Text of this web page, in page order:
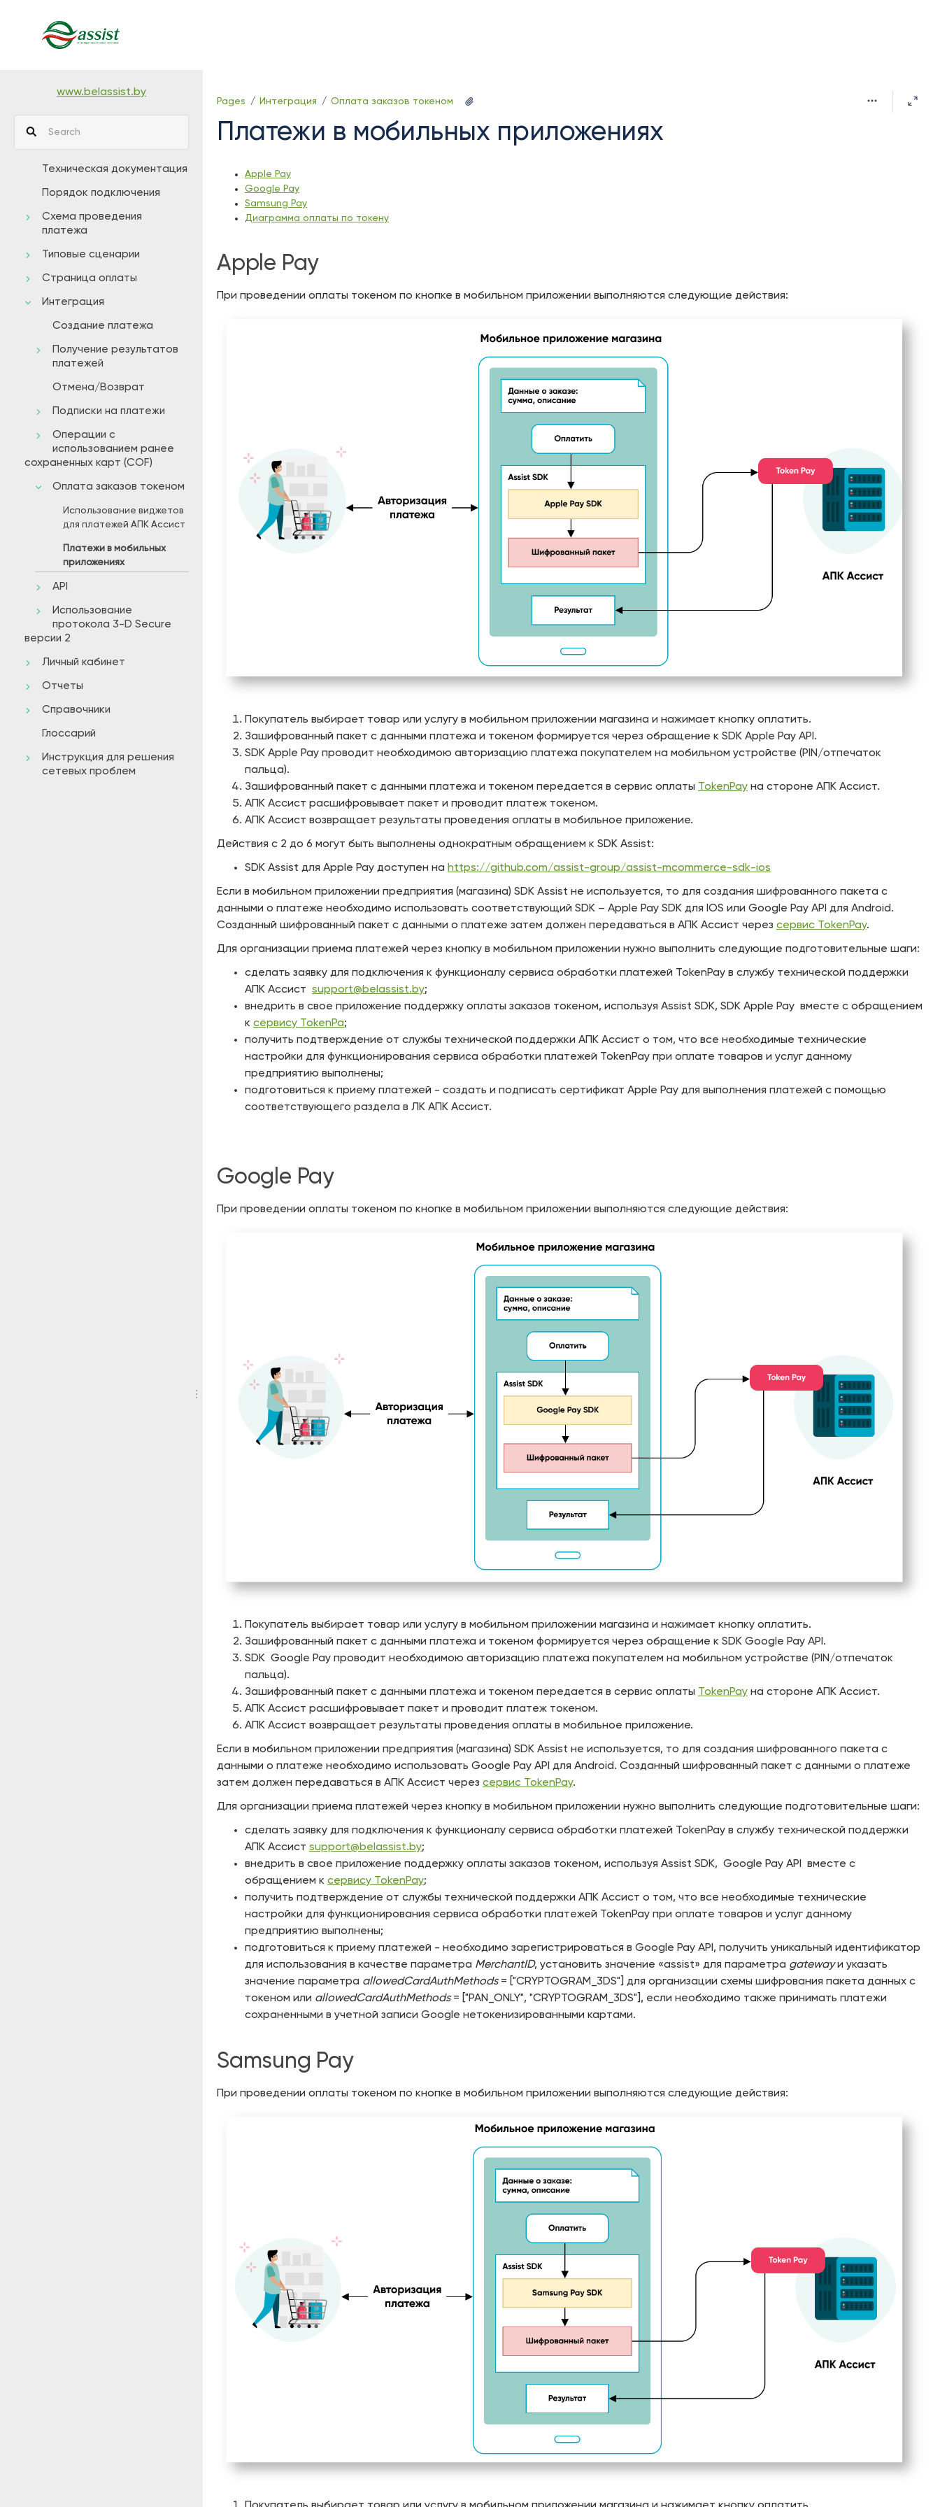
assistive.skiplink.to.header.menu
assistive.skiplink.to.quick.search
www.belassist.by
Техническая документация
Порядок подключения
Схема проведения
платежа
Типовые сценарии
Страница оплаты
Интеграция
Создание платежа
Получение результатов
платежей
Отмена/Возврат
Подписки на платежи
Операции с
использованием ранее
сохраненных карт (COF)
Оплата заказов токеном
Использование виджетов
для платежей АПК Ассист
Платежи в мобильных
приложениях
API
Использование
протокола 3-D Secure
версии 2
Личный кабинет
Отчеты
Справочники
Глоссарий
Инструкция для решения
сетевых проблем
Pages Интеграция Оплата заказов токеном
Skip
end
start
Платежи в мобильных приложениях
Apple Pay
Google Pay
Samsung Pay
Диаграмма оплаты по токену
Apple Pay
При проведении оплаты токеном по кнопке в мобильном приложении выполняются следующие действия:
Покупатель выбирает товар или услугу в мобильном приложении магазина и нажимает кнопку оплатить.
Зашифрованный пакет с данными платежа и токеном формируется через обращение к SDK Apple Pay API.
SDK Apple Pay проводит необходимою авторизацию платежа покупателем на мобильном устройстве (PIN/отпечаток
пальца).
Зашифрованный пакет с данными платежа и токеном передается в сервис оплаты TokenPay на стороне АПК Ассист.
АПК Ассист расшифровывает пакет и проводит платеж токеном.
АПК Ассист возвращает результаты проведения оплаты в мобильное приложение.
Действия с 2 до 6 могут быть выполнены однократным обращением к SDK Assist:
SDK Assist для Apple Pay доступен на https://github.com/assist-group/assist-mcommerce-sdk-ios
Если в мобильном приложении предприятия (магазина) SDK Assist не используется, то для создания шифрованного пакета с
данными о платеже необходимо использовать соответствующий SDK – Apple Pay SDK для IOS или Google Pay API для Android.
Созданный шифрованный пакет с данными о платеже затем должен передаваться в АПК Ассист через сервис TokenPay.
Для организации приема платежей через кнопку в мобильном приложении нужно выполнить следующие подготовительные шаги:
сделать заявку для подключения к функционалу сервиса обработки платежей TokenPay в службу технической поддержки
АПК Ассист support@belassist.by;
внедрить в свое приложение поддержку оплаты заказов токеном, используя Assist SDK, SDK Apple Pay вместе с обращением
к сервису TokenPa;
получить подтверждение от службы технической поддержки АПК Ассист о том, что все необходимые технические
настройки для функционирования сервиса обработки платежей TokenPay при оплате товаров и услуг данному
предприятию выполнены;
подготовиться к приему платежей - создать и подписать сертификат Apple Pay для выполнения платежей с помощью
соответствующего раздела в ЛК АПК Ассист.
Google Pay
При проведении оплаты токеном по кнопке в мобильном приложении выполняются следующие действия:
Покупатель выбирает товар или услугу в мобильном приложении магазина и нажимает кнопку оплатить.
Зашифрованный пакет с данными платежа и токеном формируется через обращение к SDK Google Pay API.
SDK Google Pay проводит необходимою авторизацию платежа покупателем на мобильном устройстве (PIN/отпечаток
пальца).
Зашифрованный пакет с данными платежа и токеном передается в сервис оплаты TokenPay на стороне АПК Ассист.
АПК Ассист расшифровывает пакет и проводит платеж токеном.
АПК Ассист возвращает результаты проведения оплаты в мобильное приложение.
Если в мобильном приложении предприятия (магазина) SDK Assist не используется, то для создания шифрованного пакета с
данными о платеже необходимо использовать Google Pay API для Android. Созданный шифрованный пакет с данными о платеже
затем должен передаваться в АПК Ассист через сервис TokenPay.
Для организации приема платежей через кнопку в мобильном приложении нужно выполнить следующие подготовительные шаги:
сделать заявку для подключения к функционалу сервиса обработки платежей TokenPay в службу технической поддержки
АПК Ассист support@belassist.by;
внедрить в свое приложение поддержку оплаты заказов токеном, используя Assist SDK, Google Pay API вместе с
обращением к сервису TokenPay;
получить подтверждение от службы технической поддержки АПК Ассист о том, что все необходимые технические
настройки для функционирования сервиса обработки платежей TokenPay при оплате товаров и услуг данному
предприятию выполнены;
подготовиться к приему платежей - необходимо зарегистрироваться в Google Pay API, получить уникальный идентификатор
для использования в качестве параметра MerchantID, установить значение «assist» для параметра gateway и указать
значение параметра allowedCardAuthMethods = ["CRYPTOGRAM_3DS"] для организации схемы шифрования пакета данных с
токеном или allowedCardAuthMethods = ["PAN_ONLY", "CRYPTOGRAM_3DS"], если необходимо также принимать платежи
сохраненными в учетной записи Google нетокенизированными картами.
Samsung Pay
При проведении оплаты токеном по кнопке в мобильном приложении выполняются следующие действия: